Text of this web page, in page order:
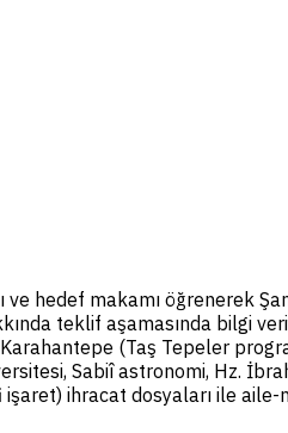
hedef makamı öğrenerek
teklif aşamasında bilgi
(Taş Tepeler
Sabiî astronomi, Hz.
ihracat dosyaları ile aile-